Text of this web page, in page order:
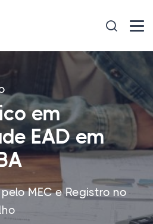
em
EAD em
MEC e Registro no